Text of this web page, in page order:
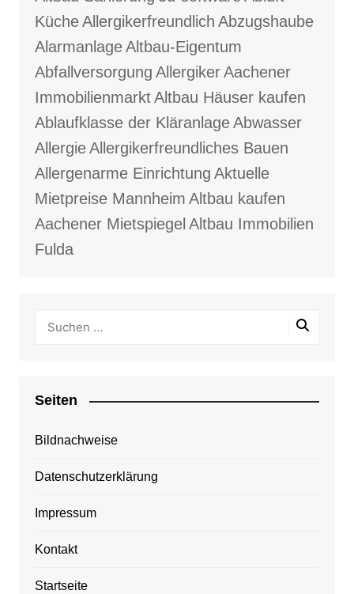
KücheAllergikerfreundlich Abzugshaube
AlarmanlageAltbau-Eigentum
Abfallversorgung AllergikerAachener
ImmobilienmarktAltbau Häuser kaufen
Ablaufklasse der KläranlageAbwasser
AllergieAllergikerfreundliches Bauen
Allergenarme Einrichtung Aktuelle
Mietpreise Mannheim Altbau kaufen
Aachener Mietspiegel Altbau Immobilien
Fulda
Seiten
Bildnachweise
Datenschutzerklärung
Impressum
Kontakt
Startseite